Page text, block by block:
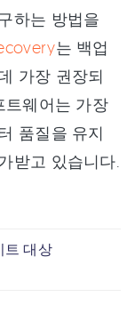
하는 방법을
는 백업
가장 권장되
트웨어는 가장
품질을 유지
받고 있습니다.
트 대상